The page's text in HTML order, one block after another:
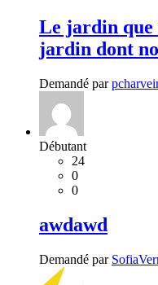
Le jardin que
jardin dont
Demandé par
Débutant
24
0
0
awdawd
Demandé par